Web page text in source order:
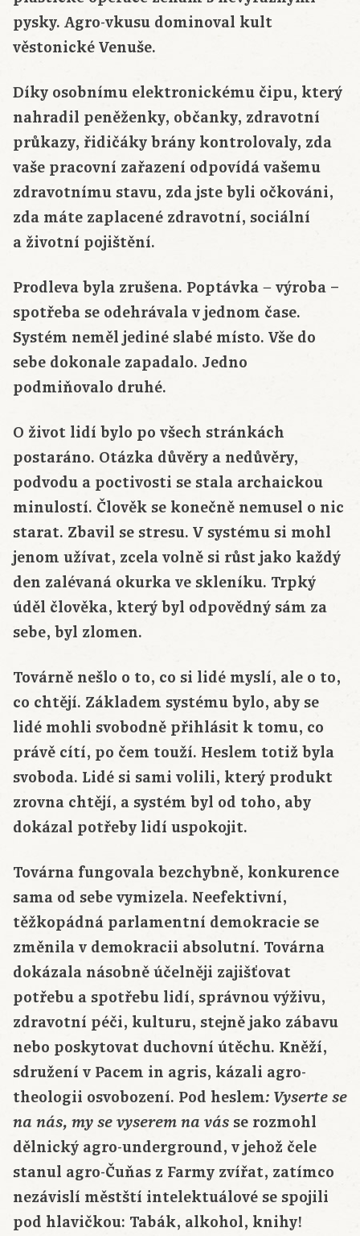
pysky. Agro-vkusu dominoval kult
věstonické Venuše.
Díky osobnímu elektronickému čipu, který
nahradil peněženky, občanky, zdravotní
průkazy, řidičáky brány kontrolovaly, zda
vaše pracovní zařazení odpovídá vašemu
zdravotnímu stavu, zda jste byli očkováni,
zda máte zaplacené zdravotní, sociální
a životní pojištění.
Prodleva byla zrušena. Poptávka − výroba –
spotřeba se odehrávala v jednom čase.
Systém neměl jediné slabé místo. Vše do
sebe dokonale zapadalo. Jedno
podmiňovalo druhé.
O život lidí bylo po všech stránkách
postaráno. Otázka důvěry a nedůvěry,
podvodu a poctivosti se stala archaickou
minulostí. Člověk se konečně nemusel o nic
starat. Zbavil se stresu. V systému si mohl
jenom užívat, zcela volně si růst jako každý
den zalévaná okurka ve skleníku. Trpký
úděl člověka, který byl odpovědný sám za
sebe, byl zlomen.
Továrně nešlo o to, co si lidé myslí, ale o to,
co chtějí. Základem systému bylo, aby se
lidé mohli svobodně přihlásit k tomu, co
právě cítí, po čem touží. Heslem totiž byla
svoboda. Lidé si sami volili, který produkt
zrovna chtějí, a systém byl od toho, aby
dokázal potřeby lidí uspokojit.
Továrna fungovala bezchybně, konkurence
sama od sebe vymizela. Neefektivní,
těžkopádná parlamentní demokracie se
změnila v demokracii absolutní. Továrna
dokázala násobně účelněji zajišťovat
potřebu a spotřebu lidí, správnou výživu,
zdravotní péči, kulturu, stejně jako zábavu
nebo poskytovat duchovní útěchu. Kněží,
sdružení v Pacem in agris, kázali agro-
theologii osvobození. Pod heslem: Vyserte se
na nás, my se vyserem na vás se rozmohl
dělnický agro-underground, v jehož čele
stanul agro-Čuňas z Farmy zvířat, zatímco
nezávislí městští intelektuálové se spojili
pod hlavičkou: Tabák, alkohol, knihy!